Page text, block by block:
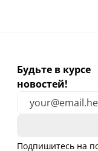
Будьте в курсе
новостей!
Подпишитесь на